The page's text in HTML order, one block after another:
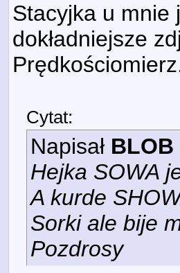
Stacyjka u mnie
dokładniejsze
Cytat:
Napisał BLOB
Hejka SOWA
A kurde
Sorki ale bije
Pozdrosy